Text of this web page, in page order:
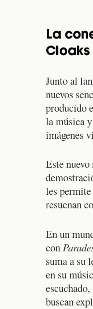
La
Cloaks
Junto al
nuevos
producido
la música
imágenes
Este
les
resuenan
En un
con
suma a su
en su
buscan